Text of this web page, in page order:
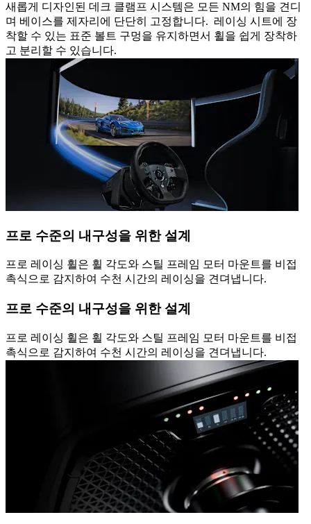
새롭게 디자인된 데크 클램프 시스템은 모든 NM의 힘을 견디
며 베이스를 제자리에 단단히 고정합니다. 레이싱 시트에 장
착할 수 있는 표준 볼트 구멍을 유지하면서 휠을 쉽게 장착하
고 분리할 수 있습니다.
프로 수준의 내구성을 위한 설계
프로 레이싱 휠은 휠 각도와 스틸 프레임 모터 마운트를 비접
촉식으로 감지하여 수천 시간의 레이싱을 견뎌냅니다.
프로 수준의 내구성을 위한 설계
프로 레이싱 휠은 휠 각도와 스틸 프레임 모터 마운트를 비접
촉식으로 감지하여 수천 시간의 레이싱을 견뎌냅니다.